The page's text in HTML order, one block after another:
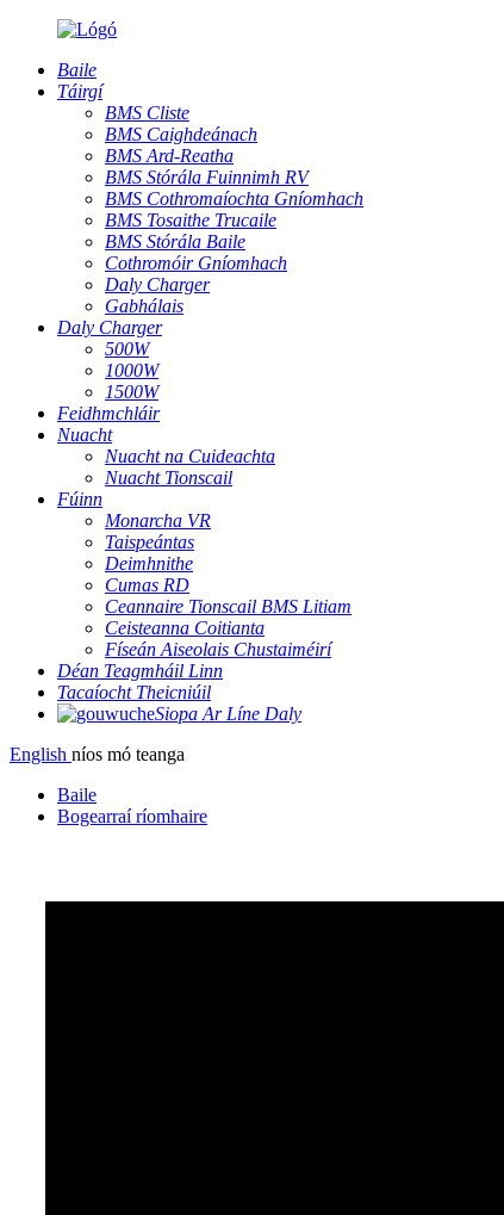
Baile
Táirgí
BMS Cliste
BMS Caighdeánach
BMS Ard-Reatha
BMS Stórála Fuinnimh RV
BMS Cothromaíochta Gníomhach
BMS Tosaithe Trucaile
BMS Stórála Baile
Cothromóir Gníomhach
Daly Charger
Gabhálais
Daly Charger
500W
1000W
1500W
Feidhmchláir
Nuacht
Nuacht na Cuideachta
Nuacht Tionscail
Fúinn
Monarcha VR
Taispeántas
Deimhnithe
Cumas RD
Ceannaire Tionscail BMS Litiam
Ceisteanna Coitianta
Físeán Aiseolais Chustaiméirí
Déan Teagmháil Linn
Tacaíocht Theicniúil
Siopa Ar Líne Daly
English níos mó teanga
Baile
Bogearraí ríomhaire